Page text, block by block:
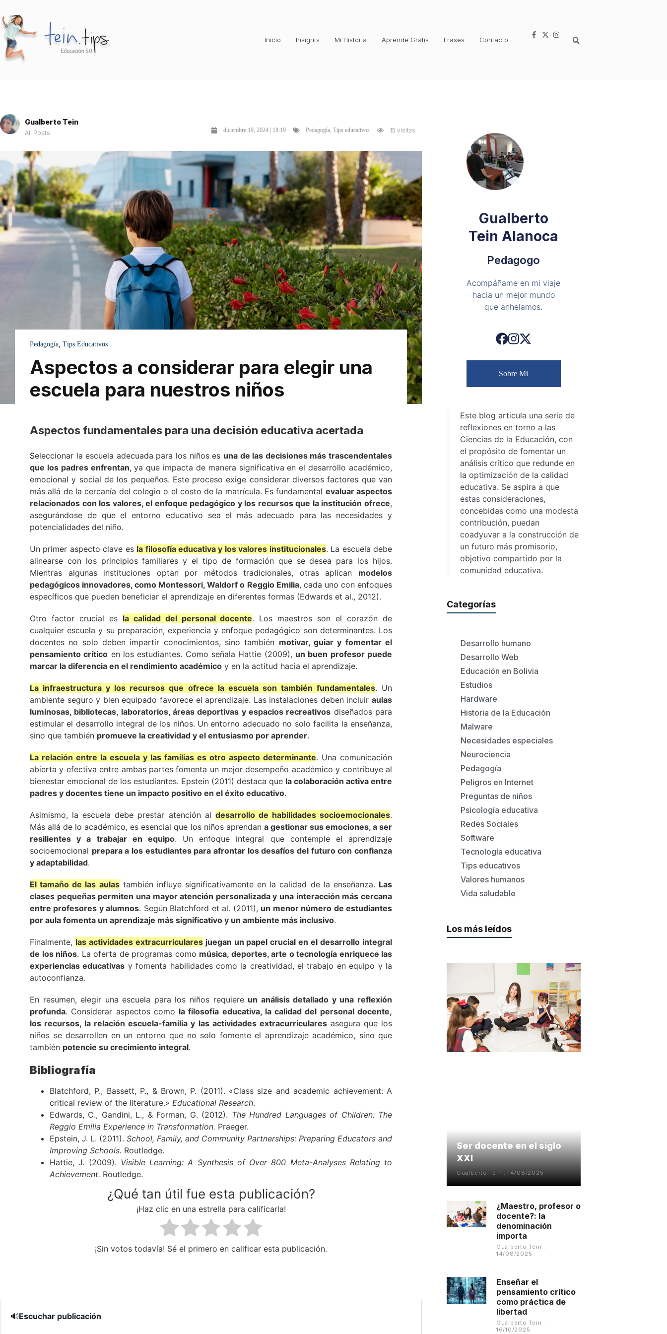
Inicio Insights Mi Historia Aprende Gratis Frases Contacto
Gualberto Tein
All Posts diciembre 19, 2024 | 18:19 Pedagogía, Tips educativos 15 visitas
Pedagogía Tips Educativos
Aspectos a considerar para elegir una
escuela para nuestros niños
Aspectos fundamentales para una decisión educativa acertada
Seleccionar la escuela adecuada para los niños es una de las decisiones más trascendentales
que los padres enfrentan, ya que impacta de manera significativa en el desarrollo académico,
emocional y social de los pequeños. Este proceso exige considerar diversos factores que van
más allá de la cercanía del colegio o el costo de la matrícula. Es fundamental evaluar aspectos
relacionados con los valores, el enfoque pedagógico y los recursos que la institución ofrece,
asegurándose de que el entorno educativo sea el más adecuado para las necesidades y
potencialidades del niño.
Un primer aspecto clave es la filosofía educativa y los valores institucionales. La escuela debe
alinearse con los principios familiares y el tipo de formación que se desea para los hijos.
Mientras algunas instituciones optan por métodos tradicionales, otras aplican modelos
pedagógicos innovadores, como Montessori, Waldorf o Reggio Emilia, cada uno con enfoques
específicos que pueden beneficiar el aprendizaje en diferentes formas (Edwards et al., 2012).
Otro factor crucial es la calidad del personal docente. Los maestros son el corazón de
cualquier escuela y su preparación, experiencia y enfoque pedagógico son determinantes. Los
docentes no solo deben impartir conocimientos, sino también motivar, guiar y fomentar el
pensamiento crítico en los estudiantes. Como señala Hattie (2009), un buen profesor puede
marcar la diferencia en el rendimiento académico y en la actitud hacia el aprendizaje.
La infraestructura y los recursos que ofrece la escuela son también fundamentales. Un
ambiente seguro y bien equipado favorece el aprendizaje. Las instalaciones deben incluir aulas
luminosas, bibliotecas, laboratorios, áreas deportivas y espacios recreativos diseñados para
estimular el desarrollo integral de los niños. Un entorno adecuado no solo facilita la enseñanza,
sino que también promueve la creatividad y el entusiasmo por aprender.
La relación entre la escuela y las familias es otro aspecto determinante. Una comunicación
abierta y efectiva entre ambas partes fomenta un mejor desempeño académico y contribuye al
bienestar emocional de los estudiantes. Epstein (2011) destaca que la colaboración activa entre
padres y docentes tiene un impacto positivo en el éxito educativo.
Asimismo, la escuela debe prestar atención al desarrollo de habilidades socioemocionales.
Más allá de lo académico, es esencial que los niños aprendan a gestionar sus emociones, a ser
resilientes y a trabajar en equipo. Un enfoque integral que contemple el aprendizaje
socioemocional prepara a los estudiantes para afrontar los desafíos del futuro con confianza
y adaptabilidad.
El tamaño de las aulastambién influye significativamente en la calidad de la enseñanza. Las
clases pequeñas permiten una mayor atención personalizada y una interacción más cercana
entre profesores y alumnos. Según Blatchford et al. (2011), un menor número de estudiantes
por aula fomenta un aprendizaje más significativo y un ambiente más inclusivo.
Finalmente, las actividades extracurricularesjuegan un papel crucial en el desarrollo integral
de los niños. La oferta de programas como música, deportes, arte o tecnología enriquece las
experiencias educativas y fomenta habilidades como la creatividad, el trabajo en equipo y la
autoconfianza.
En resumen, elegir una escuela para los niños requiere un análisis detallado y una reflexión
profunda. Considerar aspectos como la filosofía educativa, la calidad del personal docente,
los recursos, la relación escuela-familia y las actividades extracurricularesasegura que los
niños se desarrollen en un entorno que no solo fomente el aprendizaje académico, sino que
también potencie su crecimiento integral.
Bibliografía
Blatchford, P., Bassett, P., & Brown, P. (2011). «Class size and academic achievement: A
critical review of the literature.» Educational Research.
Edwards, C., Gandini, L., & Forman, G. (2012). The Hundred Languages of Children: The
Reggio Emilia Experience in Transformation. Praeger.
Epstein, J. L. (2011). School, Family, and Community Partnerships: Preparing Educators and
Improving Schools. Routledge.
Hattie, J. (2009). Visible Learning: A Synthesis of Over 800 Meta-Analyses Relating to
Achievement. Routledge.
¿Qué tan útil fue esta publicación?
¡Haz clic en una estrella para calificarla!
¡Sin votos todavía! Sé el primero en calificar esta publicación.
🔊Escuchar publicación
Gualberto
Tein Alanoca
Pedagogo
Acompáñame en mi viaje
hacia un mejor mundo
que anhelamos.
Sobre Mi
Este blog articula una serie de
reflexiones en torno a las
Ciencias de la Educación, con
el propósito de fomentar un
análisis crítico que redunde en
la optimización de la calidad
educativa. Se aspira a que
estas consideraciones,
concebidas como una modesta
contribución, puedan
coadyuvar a la construcción de
un futuro más promisorio,
objetivo compartido por la
comunidad educativa.
Categorías
Desarrollo humano
Desarrollo Web
Educación en Bolivia
Estudios
Hardware
Historia de la Educación
Malware
Necesidades especiales
Neurociencia
Pedagogía
Peligros en Internet
Preguntas de niños
Psicología educativa
Redes Sociales
Software
Tecnología educativa
Tips educativos
Valores humanos
Vida saludable
Los más leídos
Ser docente en el siglo
XXI
Gualberto Tein 14/08/2025
¿Maestro, profesor o
docente?: la
denominación
importa
Gualberto Tein
14/08/2025
Enseñar el
pensamiento crítico
como práctica de
libertad
Gualberto Tein
16/10/2025